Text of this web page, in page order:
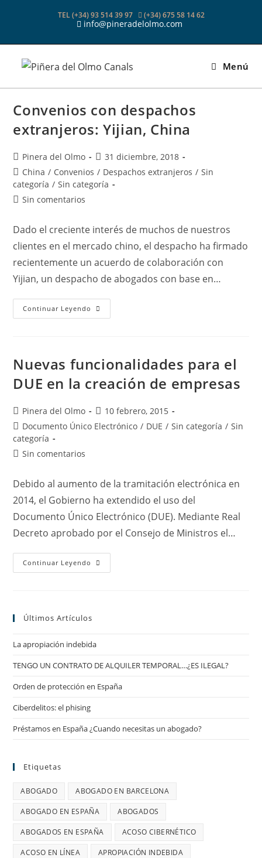
TEL (+34) 93 514 39 97 (+34) 675 58 14 62
info@pineradelolmo.com
Menú
Convenios con despachos
extranjeros: Yijian, China
Autor
de
la
entrada:
Pinera del Olmo
Publicación
de
la
31 diciembre, 2018
Categoría
de
la
China / Convenios / Despachos extranjeros / Sin
categoría / Sin categoría
Comentarios
la
entrada:
Sin comentarios
Dado el creciente interés de muchos de nuestros
clientes en el mercado chino, el despacho ha firmado
recientemente un acuerdo de colaboración con
Yijian, un despacho de abogados con base en…
Continuar Leyendo Convenios
Con
Nuevas funcionalidades para el
DUE en la creación de empresas
Autor
de
la
entrada:
Pinera del Olmo
Publicación
de
10 febrero, 2015
Categoría
de
la
Documento Único Electrónico / DUE / Sin categoría / Sin
categoría
Comentarios
la
entrada:
Sin comentarios
Debido al aumento de la tramitación electrónica en
2014, el Gobierno ha extendido el uso del
Documento Único Electrónico (DUE). Mediante Real
Decreto aprobado por el Consejo de Ministros el…
Continuar Leyendo Nuevas
Funcionalidades
Creación
Últimos Artículos
La apropiación indebida
TENGO UN CONTRATO DE ALQUILER TEMPORAL…¿ES ILEGAL?
Orden de protección en España
Ciberdelitos: el phising
Préstamos en España ¿Cuando necesitas un abogado?
Etiquetas
ABOGADO ABOGADO EN BARCELONA
ABOGADO EN ESPAÑA ABOGADOS
ABOGADOS EN ESPAÑA ACOSO CIBERNÉTICO
ACOSO EN LÍNEA APROPIACIÓN INDEBIDA